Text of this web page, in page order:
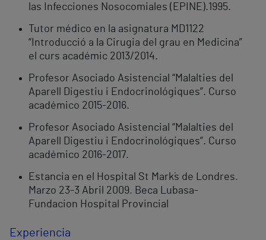
las Infecciones Nosocomiales (EPINE).1995.
Tutor médico en la asignatura MD1122
“Introducció a la Cirugia del grau en Medicina”
el curs académic 2013/2014.
Profesor Asociado Asistencial “Malalties del
Aparell Digestiu i Endocrinológiques”. Curso
académico 2015-2016.
Profesor Asociado Asistencial “Malalties del
Aparell Digestiu i Endocrinológiques”. Curso
académico 2016-2017.
Estancia en el Hospital St Mark´s de Londres.
Marzo 23-3 Abril 2009. Beca Lubasa-
Fundacion Hospital Provincial
Experiencia